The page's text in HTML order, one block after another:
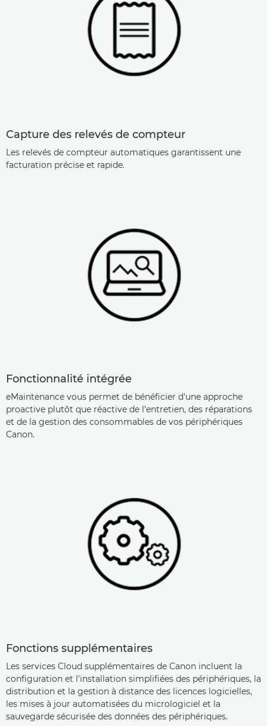
Capture des relevés de compteur
Les relevés de compteur automatiques garantissent une
facturation précise et rapide.
Fonctionnalité intégrée
eMaintenance vous permet de bénéficier d'une approche
proactive plutôt que réactive de l'entretien, des réparations
et de la gestion des consommables de vos périphériques
Canon.
Fonctions supplémentaires
Les services Cloud supplémentaires de Canon incluent la
configuration et l'installation simplifiées des périphériques, la
distribution et la gestion à distance des licences logicielles,
les mises à jour automatisées du micrologiciel et la
sauvegarde sécurisée des données des périphériques.